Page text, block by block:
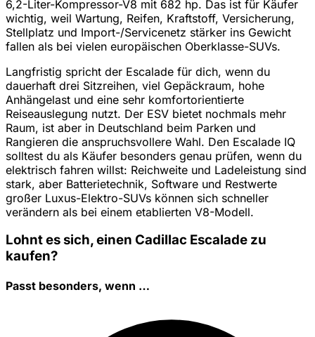
6,2-Liter-Kompressor-V8 mit 682 hp. Das ist für Käufer
wichtig, weil Wartung, Reifen, Kraftstoff, Versicherung,
Stellplatz und Import-/Servicenetz stärker ins Gewicht
fallen als bei vielen europäischen Oberklasse-SUVs.
Langfristig spricht der Escalade für dich, wenn du
dauerhaft drei Sitzreihen, viel Gepäckraum, hohe
Anhängelast und eine sehr komfortorientierte
Reiseauslegung nutzt. Der ESV bietet nochmals mehr
Raum, ist aber in Deutschland beim Parken und
Rangieren die anspruchsvollere Wahl. Den Escalade IQ
solltest du als Käufer besonders genau prüfen, wenn du
elektrisch fahren willst: Reichweite und Ladeleistung sind
stark, aber Batterietechnik, Software und Restwerte
großer Luxus-Elektro-SUVs können sich schneller
verändern als bei einem etablierten V8-Modell.
Lohnt es sich, einen Cadillac Escalade zu
kaufen?
Passt besonders, wenn …